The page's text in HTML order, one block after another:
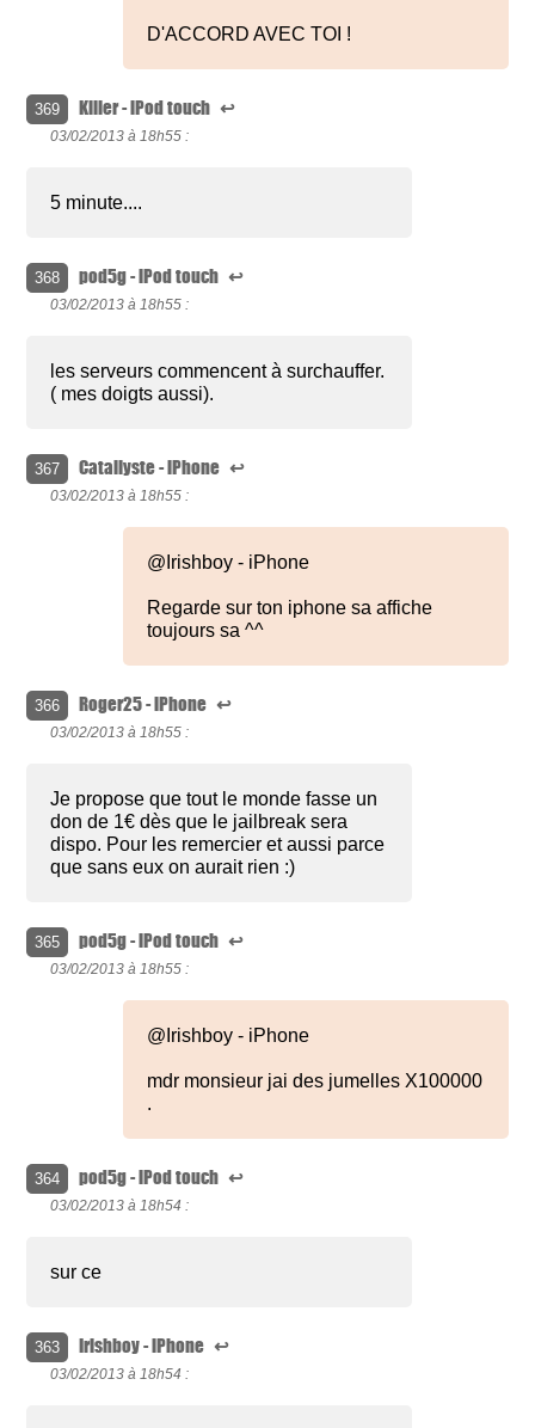
D'ACCORD AVEC TOI !
369 Killer - iPod touch ↩
03/02/2013 à 18h55 :
5 minute....
368 pod5g - iPod touch ↩
03/02/2013 à 18h55 :
les serveurs commencent à surchauffer.
( mes doigts aussi).
367 Catallyste - iPhone ↩
03/02/2013 à 18h55 :
@Irishboy - iPhone
Regarde sur ton iphone sa affiche
toujours sa ^^
366 Roger25 - iPhone ↩
03/02/2013 à 18h55 :
Je propose que tout le monde fasse un
don de 1€ dès que le jailbreak sera
dispo. Pour les remercier et aussi parce
que sans eux on aurait rien :)
365 pod5g - iPod touch ↩
03/02/2013 à 18h55 :
@Irishboy - iPhone
mdr monsieur jai des jumelles X100000
.
364 pod5g - iPod touch ↩
03/02/2013 à 18h54 :
sur ce
363 Irishboy - iPhone ↩
03/02/2013 à 18h54 :